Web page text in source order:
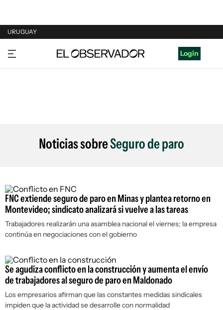
URUGUAY
URUGUAY
ARGENTINA
Login
Noticias sobreSeguro de paro
FNC extiende seguro de paro en Minas y plantea retorno en
Montevideo; sindicato analizará si vuelve a las tareas
Trabajadores realizarán una asamblea nacional el viernes; la empresa
continúa en negociaciones con el gobierno
Se agudiza conflicto en la construcción y aumenta el envío
de trabajadores al seguro de paro en Maldonado
Los empresarios afirman que las constantes medidas sindicales
impiden que la actividad se desarrolle con normalidad